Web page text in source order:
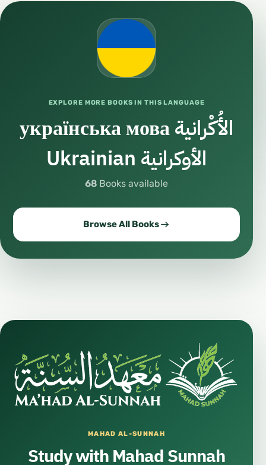
EXPLORE MORE BOOKS IN THIS LANGUAGE
українська мова الأُكْرانية
Ukrainian الأوكرانية
68 Books available
Browse All Books
MAHAD AL-SUNNAH
Study with Mahad Sunnah